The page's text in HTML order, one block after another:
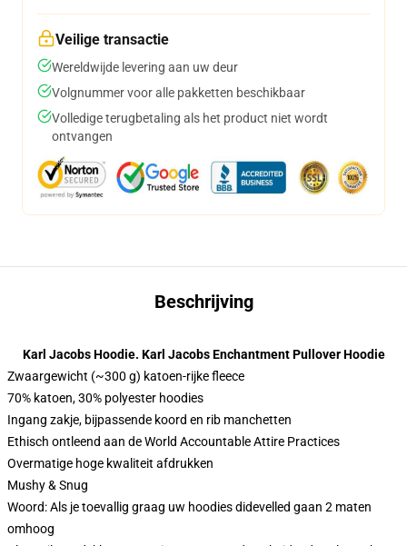
Veilige transactie
Wereldwijde levering aan uw deur
Volgnummer voor alle pakketten beschikbaar
Volledige terugbetaling als het product niet wordt
ontvangen
Beschrijving
Karl Jacobs Hoodie. Karl Jacobs Enchantment Pullover Hoodie
Zwaargewicht (~300 g) katoen-rijke fleece
70% katoen, 30% polyester hoodies
Ingang zakje, bijpassende koord en rib manchetten
Ethisch ontleend aan de World Accountable Attire Practices
Overmatige hoge kwaliteit afdrukken
Mushy & Snug
Woord: Als je toevallig graag uw hoodies didevelled gaan 2 maten
omhoog